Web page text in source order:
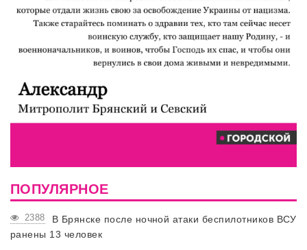
ПОПУЛЯРНОЕ
2388
В Брянске после ночной атаки беспилотников ВСУ
ранены 13 человек